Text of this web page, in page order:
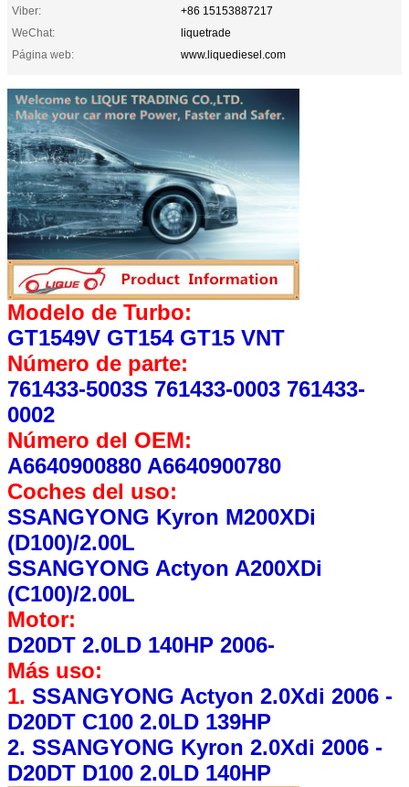
Viber:
+86 15153887217
WeChat:
liquetrade
Página web:
www.liquediesel.com
Modelo de Turbo:
GT1549V GT154 GT15 VNT
Número de parte:
761433-5003S 761433-0003 761433-
0002
Número del OEM:
A6640900880 A6640900780
Coches del uso:
SSANGYONG Kyron M200XDi
(D100)/2.00L
SSANGYONG Actyon A200XDi
(C100)/2.00L
Motor:
D20DT 2.0LD 140HP 2006-
Más uso:
1. SSANGYONG Actyon 2.0Xdi 2006 -
D20DT C100 2.0LD 139HP
2. SSANGYONG Kyron 2.0Xdi 2006 -
D20DT D100 2.0LD 140HP